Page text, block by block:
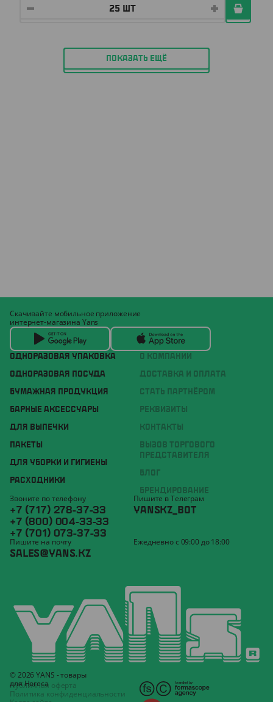
ПОКАЗАТЬ ЕЩЁ
ОДНОРАЗОВАЯ УПАКОВКА
ОДНОРАЗОВАЯ ПОСУДА
БУМАЖНАЯ ПРОДУКЦИЯ
БАРНЫЕ АКСЕССУАРЫ
ДЛЯ ВЫПЕЧКИ
ПАКЕТЫ
ДЛЯ УБОРКИ И ГИГИЕНЫ
РАСХОДНИКИ
О КОМПАНИИ
ДОСТАВКА И ОПЛАТА
СТАТЬ ПАРТНЁРОМ
РЕКВИЗИТЫ
КОНТАКТЫ
ВЫЗОВ ТОРГОВОГО
ПРЕДСТАВИТЕЛЯ
БЛОГ
БРЕНДИРОВАНИЕ
Скачивайте мобильное приложение
интернет-магазина Yans
Звоните по телефону
+7 (717) 278-37-33
+7 (800) 004-33-33
+7 (701) 073-37-33
Пишите в Телеграм
YANSKZ_BOT
Пишите на почту
SALES@YANS.KZ
Ежедневно с 09:00 до 18:00
© 2026 YANS - товары
для Horeca
Публичная оферта
Политика конфиденциальности